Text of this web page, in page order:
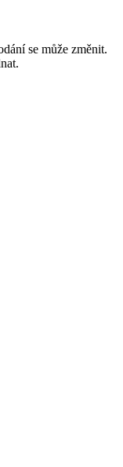
se může změnit.